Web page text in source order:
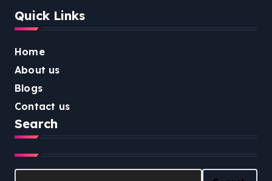
Quick Links
Home
About us
Blogs
Contact us
Search
Search